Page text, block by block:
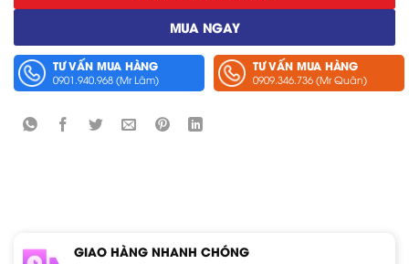
MUA NGAY
TƯ VẤN MUA HÀNG
0901.940.968 (Mr Lâm)
TƯ VẤN MUA HÀNG
0909.346.736 (Mr Quân)
GIAO HÀNG NHANH CHÓNG